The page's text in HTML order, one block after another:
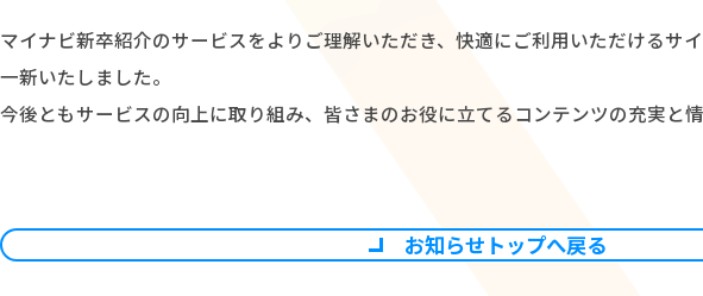
マイナビ新卒紹介のサービスをよりご理解いただき、快適にご利用いただけるサ
一新いたしました。
今後ともサービスの向上に取り組み、皆さまのお役に立てるコンテンツの充実と情
お知らせトップへ戻る